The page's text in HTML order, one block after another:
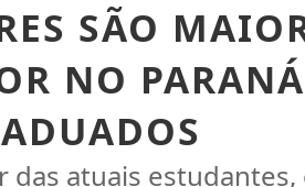
SÃO
NO
das atuais